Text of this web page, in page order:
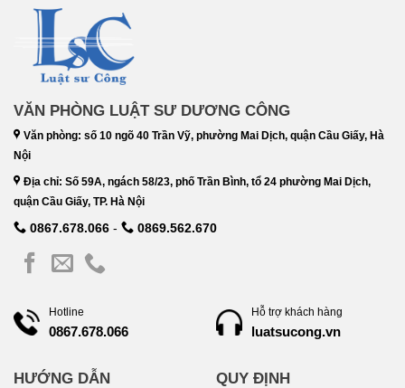
VĂN PHÒNG LUẬT SƯ DƯƠNG CÔNG
Văn phòng: số 10 ngõ 40 Trần Vỹ, phường Mai Dịch, quận Cầu Giấy, Hà
Nội
Địa chỉ: Số 59A, ngách 58/23, phố Trần Bình, tổ 24 phường Mai Dịch,
quận Cầu Giấy, TP. Hà Nội
0867.678.066 - 0869.562.670
Hotline
0867.678.066
HƯỚNG DẪN
Hỗ trợ khách hàng
luatsucong.vn
QUY ĐỊNH